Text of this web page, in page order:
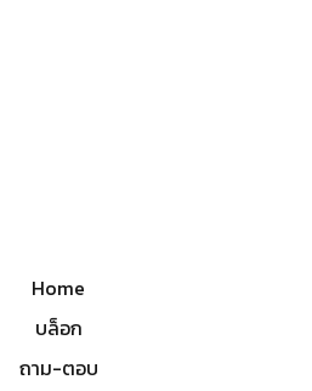
Home
บล็อก
ถาม-ตอบ